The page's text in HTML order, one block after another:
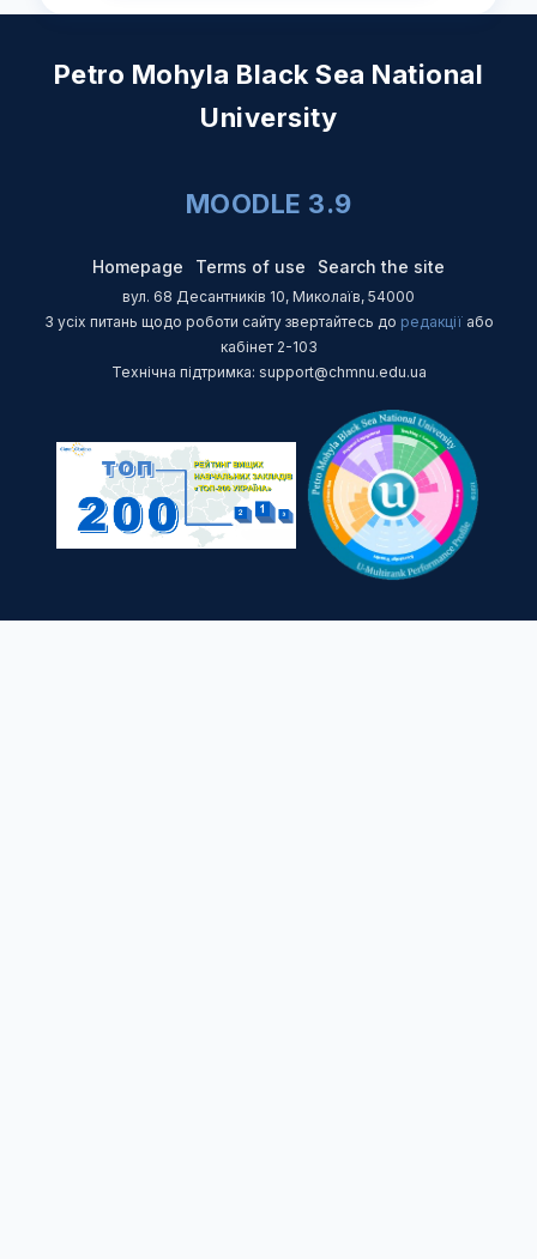
Petro Mohyla Black Sea National
University
MOODLE 3.9
Homepage Terms of use Search the site
вул. 68 Десантників 10, Миколаїв, 54000
З усіх питань щодо роботи сайту звертайтесь до редакції або
кабінет 2-103
Технічна підтримка: support@chmnu.edu.ua